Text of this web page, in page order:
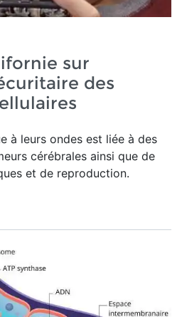
sur
des
à leurs ondes est liée à des
cérébrales ainsi que de
et de reproduction.